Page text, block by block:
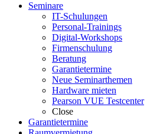
Seminare
IT-Schulungen
Personal-Trainings
Digital-Workshops
Firmenschulung
Beratung
Garantietermine
Neue Seminarthemen
Hardware mieten
Pearson VUE Testcenter
Close
Garantietermine